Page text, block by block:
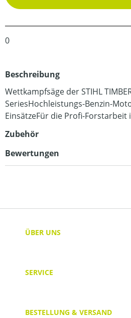
0
Beschreibung
Wettkampfsäge der STIHL
SeriesHochleistungs-Benzin-
EinsätzeFür die Profi-Forstarbeit
Zubehör
Bewertungen
ÜBER UNS
SERVICE
BESTELLUNG & VERSAND